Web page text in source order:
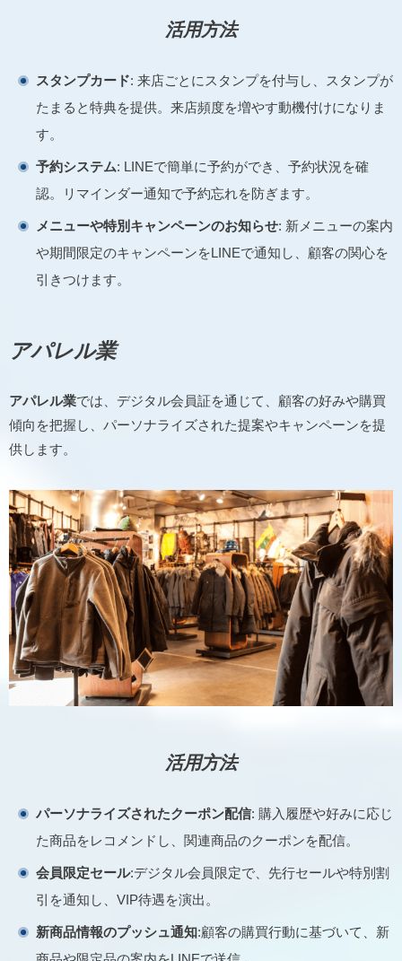
活用方法
スタンプカード: 来店ごとにスタンプを付与し、スタンプが
たまると特典を提供。来店頻度を増やす動機付けになりま
す。
予約システム: LINEで簡単に予約ができ、予約状況を確
認。リマインダー通知で予約忘れを防ぎます。
メニューや特別キャンペーンのお知らせ: 新メニューの案内
や期間限定のキャンペーンをLINEで通知し、顧客の関心を
引きつけます。
アパレル業
アパレル業では、デジタル会員証を通じて、顧客の好みや購買
傾向を把握し、パーソナライズされた提案やキャンペーンを提
供します。
活用方法
パーソナライズされたクーポン配信: 購入履歴や好みに応じ
た商品をレコメンドし、関連商品のクーポンを配信。
会員限定セール:デジタル会員限定で、先行セールや特別割
引を通知し、VIP待遇を演出。
新商品情報のプッシュ通知:顧客の購買行動に基づいて、新